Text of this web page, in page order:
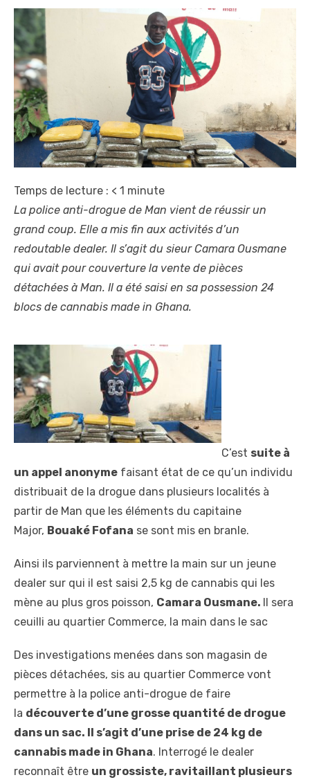
Temps de lecture : < 1 minute
La police anti-drogue de Man vient de réussir un
grand coup. Elle a mis fin aux activités d’un
redoutable dealer. Il s’agit du sieur Camara Ousmane
qui avait pour couverture la vente de pièces
détachées à Man. Il a été saisi en sa possession 24
blocs de cannabis made in Ghana.
C’est suite à
un appel anonyme faisant état de ce qu’un individu
distribuait de la drogue dans plusieurs localités à
partir de Man que les éléments du capitaine
Major, Bouaké Fofana se sont mis en branle.
Ainsi ils parviennent à mettre la main sur un jeune
dealer sur qui il est saisi 2,5 kg de cannabis qui les
mène au plus gros poisson, Camara Ousmane. Il sera
ceuilli au quartier Commerce, la main dans le sac
Des investigations menées dans son magasin de
pièces détachées, sis au quartier Commerce vont
permettre à la police anti-drogue de faire
la découverte d’une grosse quantité de drogue
dans un sac. Il s’agit d’une prise de 24 kg de
cannabis made in Ghana. Interrogé le dealer
reconnaît être un grossiste, ravitaillant plusieurs